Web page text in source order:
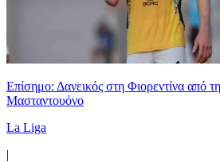
Επίσημο: Δανεικός στη Φιορεντίνα από
Μασταντουόνο
La Liga
|